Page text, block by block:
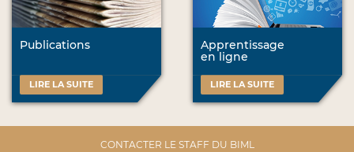
Publications
LIRE LA SUITE
Apprentissage
en ligne
LIRE LA SUITE
CONTACTER LE STAFF DU BIML